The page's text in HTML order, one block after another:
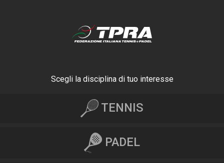
Scegli la disciplina di tuo interesse
TENNIS
PADEL